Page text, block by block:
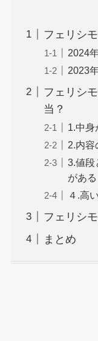
フェリシ
2024
2023
フェリシ
当？
1.中身
2.内容
3.値段
がある
４.高
フェリシ
まとめ